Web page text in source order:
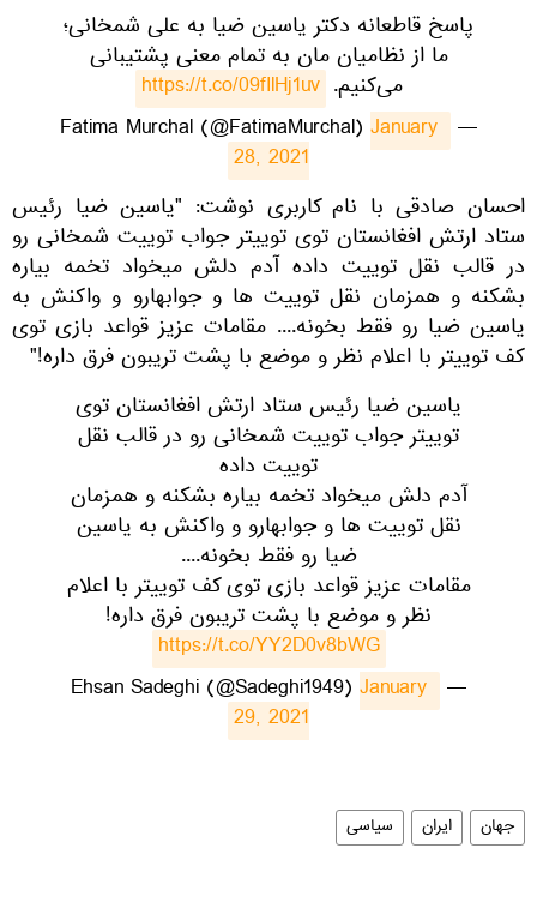
پاسخ قاطعانه دکتر یاسین ضیا به علی شمخانی؛
ما از نظامیان مان به تمام معنی پشتیبانی
می‌کنیم. https://t.co/09fIlHj1uv
— Fatima Murchal (@FatimaMurchal)
January
28, 2021
​احسان صادقی با نام کاربری نوشت: "یاسین ضیا رئیس
ستاد ارتش افغانستان توی توییتر جواب توییت شمخانی رو
در قالب نقل توییت داده آدم دلش میخواد تخمه بیاره
بشکنه و همزمان نقل توییت ها و جوابهارو و واکنش به
یاسین ضیا رو فقط بخونه.... مقامات عزیز قواعد بازی توی
کف توییتر با اعلام نظر و موضع با پشت تریبون فرق داره!"
یاسین ضیا رئیس ستاد ارتش افغانستان توی
توییتر جواب توییت شمخانی رو در قالب نقل
توییت داده
آدم دلش میخواد تخمه بیاره بشکنه و همزمان
نقل توییت ها و جوابهارو و واکنش به یاسین
ضیا رو فقط بخونه....
مقامات عزیز قواعد بازی توی کف توییتر با اعلام
نظر و موضع با پشت تریبون فرق داره!
https://t.co/YY2D0v8bWG
— Ehsan Sadeghi (@Sadeghi1949)
January
29, 2021
جهان ایران سیاسی